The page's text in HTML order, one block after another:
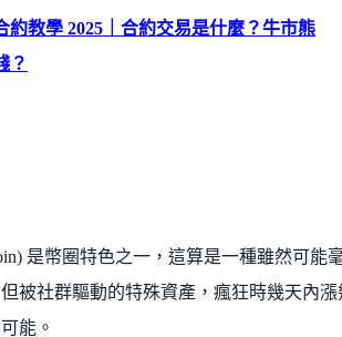
約教學 2025｜合約交易是什麼？牛市熊
？
是幣圈特色之一，這算是一種雖然可能
被社群驅動的特殊資產，瘋狂時幾天內漲
能。